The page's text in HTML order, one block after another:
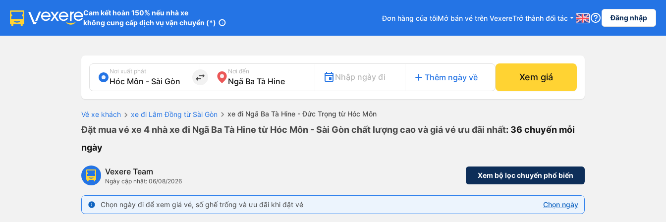
Cam kết hoàn 150% nếu nhà xe
không cung cấp dịch vụ vận chuyển (*) info
Đơn hàng của tôiMở bán vé trên VexereTrở thành đối tác arrow_drop_down help_outline Đăng nhập
Nơi xuất phát
import_export
Nơi đến
Nhập ngày đi add Thêm ngày về Xem giá
Vé xe khách xe đi Lâm Đồng từ Sài Gòn xe đi Ngã Ba Tà Hine - Đức Trọng từ Hóc Môn
Đặt mua vé xe 4 nhà xe đi Ngã Ba Tà Hine từ Hóc Môn - Sài Gòn chất lượng cao và giá vé ưu đãi nhất: 36 chuyến mỗi
ngày
Vexere Team
Ngày cập nhật: 06/08/2026
Xem bộ lọc chuyến phổ biến
info Chọn ngày đi để xem giá vé, số ghế trống và ưu đãi khi đặt vé Chọn ngày